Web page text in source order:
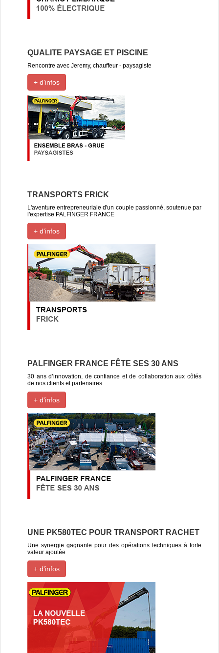
QUALITE PAYSAGE ET PISCINE
Rencontre avec Jeremy, chauffeur - paysagiste
+ d'infos
TRANSPORTS FRICK
L'aventure entrepreneuriale d'un couple passionné, soutenue par
l'expertise PALFINGER FRANCE
+ d'infos
PALFINGER FRANCE FÊTE SES 30 ANS
30 ans d’innovation, de confiance et de collaboration aux côtés
de nos clients et partenaires
+ d'infos
UNE PK580TEC POUR TRANSPORT RACHET
Une synergie gagnante pour des opérations techniques à forte
valeur ajoutée
+ d'infos